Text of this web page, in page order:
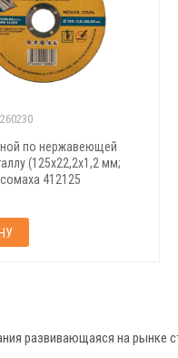
260230
по нержавеющей
(125х22,2х1,2 мм;
412125
развивающаяся на рынке